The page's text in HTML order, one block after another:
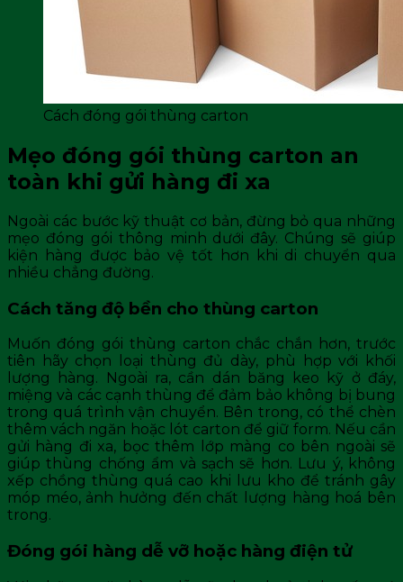
Cách đóng gói thùng carton
Mẹo đóng gói thùng carton an
toàn khi gửi hàng đi xa
Ngoài các bước kỹ thuật cơ bản, đừng bỏ qua những
mẹo đóng gói thông minh dưới đây. Chúng sẽ giúp
kiện hàng được bảo vệ tốt hơn khi di chuyển qua
nhiều chẳng đường.
Cách tăng độ bền cho thùng carton
Muốn đóng gói thùng carton chắc chắn hơn, trước
tiên hãy chọn loại thùng đủ dày, phù hợp với khối
lượng hàng. Ngoài ra, cần dán băng keo kỹ ở đáy,
miệng và các cạnh thùng để đảm bảo không bị bung
trong quá trình vận chuyển. Bên trong, có thể chèn
thêm vách ngăn hoặc lót carton để giữ form. Nếu cần
gửi hàng đi xa, bọc thêm lớp màng co bên ngoài sẽ
giúp thùng chống ẩm và sạch sẽ hơn. Lưu ý, không
xếp chồng thùng quá cao khi lưu kho để tránh gây
móp méo, ảnh hưởng đến chất lượng hàng hoá bên
trong.
Đóng gói hàng dễ vỡ hoặc hàng điện tử